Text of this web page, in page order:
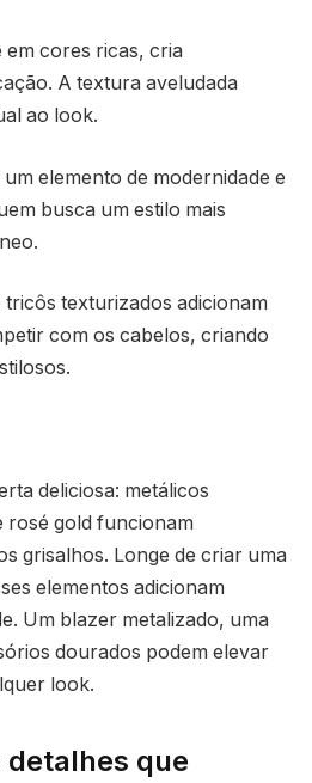
em cores ricas, cria
A textura aveludada
ao look.
elemento de modernidade e
busca um estilo mais
texturizados adicionam
com os cabelos, criando
deliciosa: metálicos
rosé gold funcionam
grisalhos. Longe de criar uma
elementos adicionam
Um blazer metalizado, uma
dourados podem elevar
look.
detalhes que